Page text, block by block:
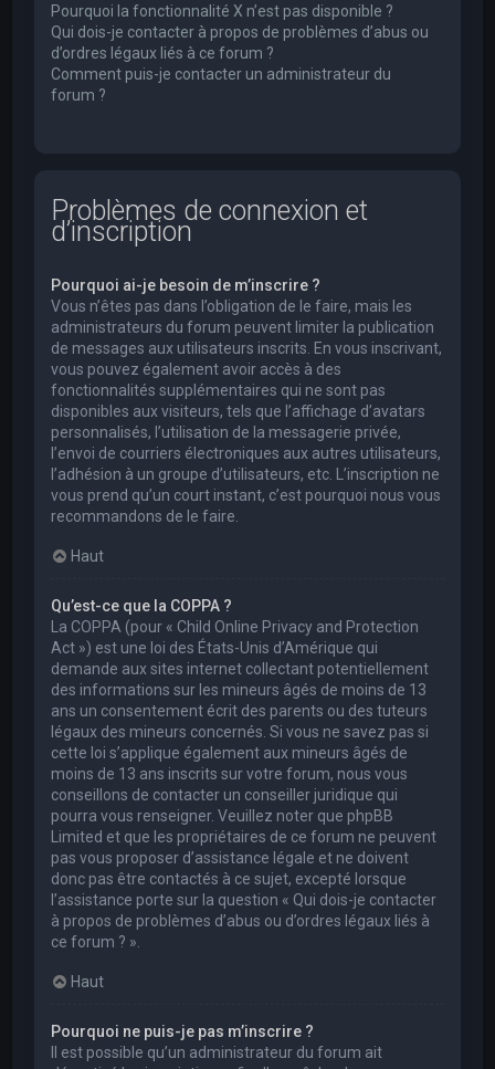
Pourquoi la fonctionnalité X n’est pas disponible ?
Qui dois-je contacter à propos de problèmes d’abus ou
d’ordres légaux liés à ce forum ?
Comment puis-je contacter un administrateur du
forum ?
Problèmes de connexion et
d’inscription
Pourquoi ai-je besoin de m’inscrire ?
Vous n’êtes pas dans l’obligation de le faire, mais les
administrateurs du forum peuvent limiter la publication
de messages aux utilisateurs inscrits. En vous inscrivant,
vous pouvez également avoir accès à des
fonctionnalités supplémentaires qui ne sont pas
disponibles aux visiteurs, tels que l’affichage d’avatars
personnalisés, l’utilisation de la messagerie privée,
l’envoi de courriers électroniques aux autres utilisateurs,
l’adhésion à un groupe d’utilisateurs, etc. L’inscription ne
vous prend qu’un court instant, c’est pourquoi nous vous
recommandons de le faire.
Haut
Qu’est-ce que la COPPA ?
La COPPA (pour « Child Online Privacy and Protection
Act ») est une loi des États-Unis d’Amérique qui
demande aux sites internet collectant potentiellement
des informations sur les mineurs âgés de moins de 13
ans un consentement écrit des parents ou des tuteurs
légaux des mineurs concernés. Si vous ne savez pas si
cette loi s’applique également aux mineurs âgés de
moins de 13 ans inscrits sur votre forum, nous vous
conseillons de contacter un conseiller juridique qui
pourra vous renseigner. Veuillez noter que phpBB
Limited et que les propriétaires de ce forum ne peuvent
pas vous proposer d’assistance légale et ne doivent
donc pas être contactés à ce sujet, excepté lorsque
l’assistance porte sur la question « Qui dois-je contacter
à propos de problèmes d’abus ou d’ordres légaux liés à
ce forum ? ».
Haut
Pourquoi ne puis-je pas m’inscrire ?
Il est possible qu’un administrateur du forum ait